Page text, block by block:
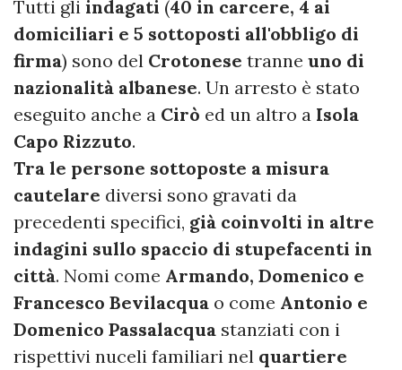
Tutti gli indagati (40 in carcere, 4 ai
domiciliari e 5 sottoposti all'obbligo di
firma) sono del Crotonese tranne uno di
nazionalità albanese. Un arresto è stato
eseguito anche a Cirò ed un altro a Isola
Capo Rizzuto.
Tra le persone sottoposte a misura
cautelare diversi sono gravati da
precedenti specifici, già coinvolti in altre
indagini sullo spaccio di stupefacenti in
città. Nomi come Armando, Domenico e
Francesco Bevilacqua o come Antonio e
Domenico Passalacqua stanziati con i
rispettivi nuceli familiari nel quartiere